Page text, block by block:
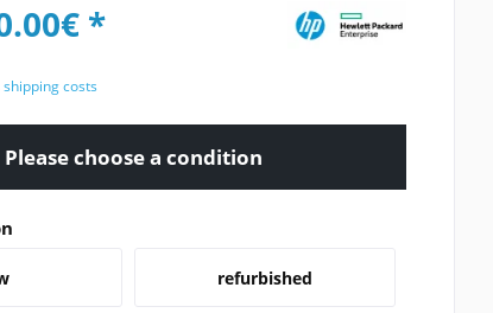
*
shipping costs
Please choose a condition
refurbished